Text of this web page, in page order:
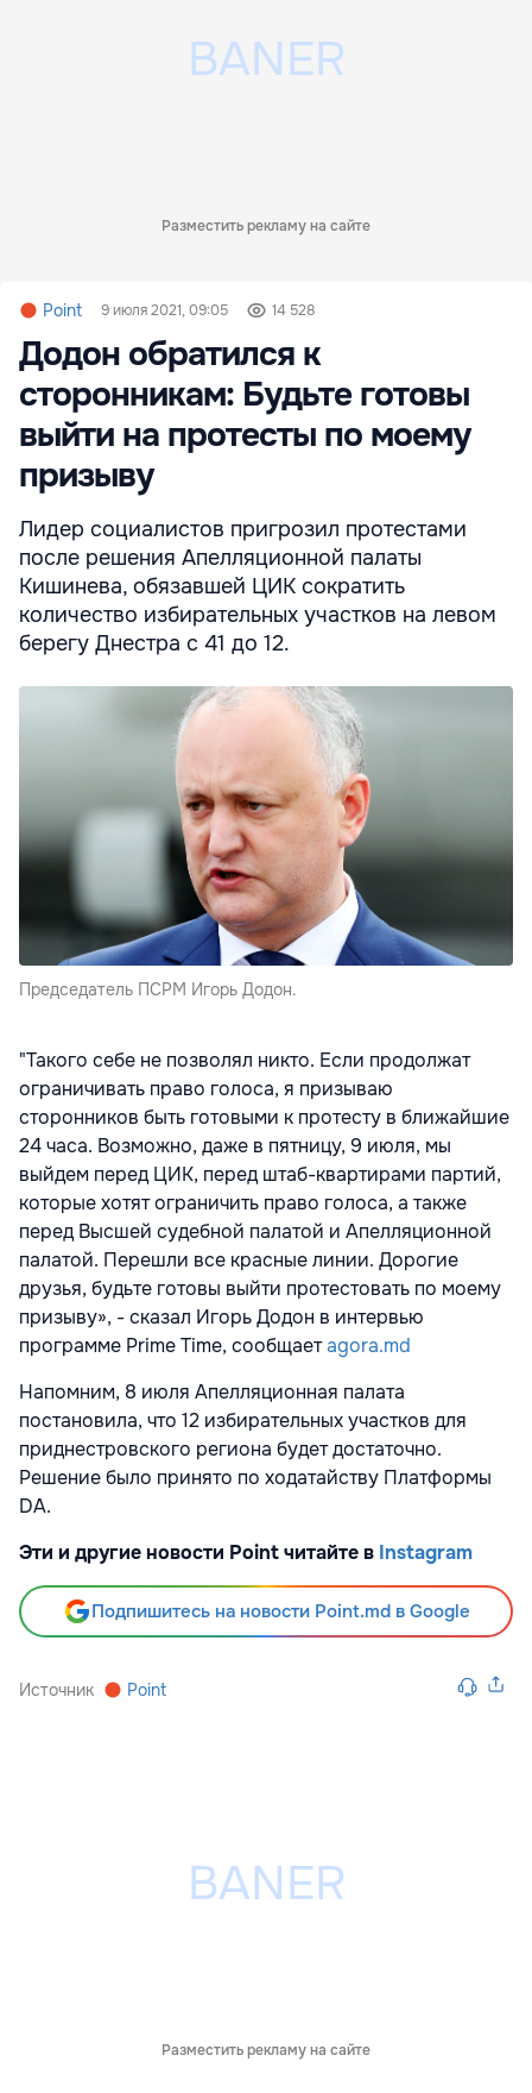
Разместить рекламу на сайте
Point 9 июля 2021, 09:05 14 528
Додон обратился к
сторонникам: Будьте готовы
выйти на протесты по моему
призыву
Лидер социалистов пригрозил протестами
после решения Апелляционной палаты
Кишинева, обязавшей ЦИК сократить
количество избирательных участков на левом
берегу Днестра с 41 до 12.
Председатель ПСРМ Игорь Додон.
"Такого себе не позволял никто. Если продолжат
ограничивать право голоса, я призываю
сторонников быть готовыми к протесту в ближайшие
24 часа. Возможно, даже в пятницу, 9 июля, мы
выйдем перед ЦИК, перед штаб-квартирами партий,
которые хотят ограничить право голоса, а также
перед Высшей судебной палатой и Апелляционной
палатой. Перешли все красные линии. Дорогие
друзья, будьте готовы выйти протестовать по моему
призыву», - сказал Игорь Додон в интервью
программе Prime Time, сообщаетagora.md
Напомним, 8 июля Апелляционная палата
постановила, что 12 избирательных участков для
приднестровского региона будет достаточно.
Решение было принято по ходатайству Платформы
DA.
Эти и другие новости Point читайте в Instagram
Подпишитесь на новости Point.md в Google
Источник Point
Разместить рекламу на сайте